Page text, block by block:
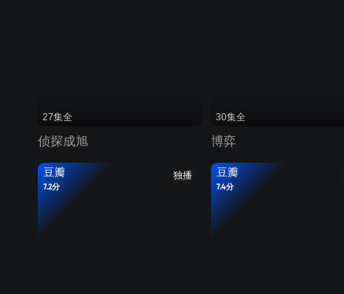
27集全
侦探成旭
30集全
博弈
独播
豆瓣
7.2分
豆瓣
7.4分